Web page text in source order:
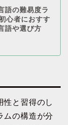
語の難易度ラ
心者におすす
語や選び方
性と習得のし
ムの構造が分